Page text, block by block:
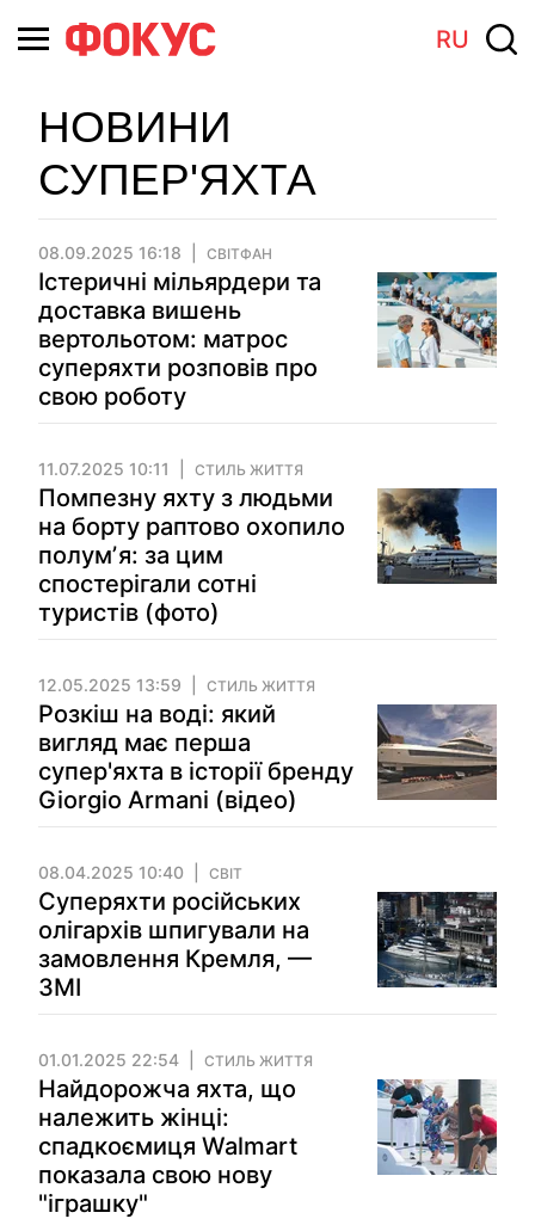
RU
НОВИНИ
СУПЕР'ЯХТА
08.09.2025 16:18 СВІТФАН
Істеричні мільярдери та
доставка вишень
вертольотом: матрос
суперяхти розповів про
свою роботу
11.07.2025 10:11 СТИЛЬ ЖИТТЯ
Помпезну яхту з людьми
на борту раптово охопило
полумʼя: за цим
спостерігали сотні
туристів (фото)
12.05.2025 13:59 СТИЛЬ ЖИТТЯ
Розкіш на воді: який
вигляд має перша
супер'яхта в історії бренду
Giorgio Armani (відео)
08.04.2025 10:40 СВІТ
Суперяхти російських
олігархів шпигували на
замовлення Кремля, —
ЗМІ
01.01.2025 22:54 СТИЛЬ ЖИТТЯ
Найдорожча яхта, що
належить жінці:
спадкоємиця Walmart
показала свою нову
"іграшку"